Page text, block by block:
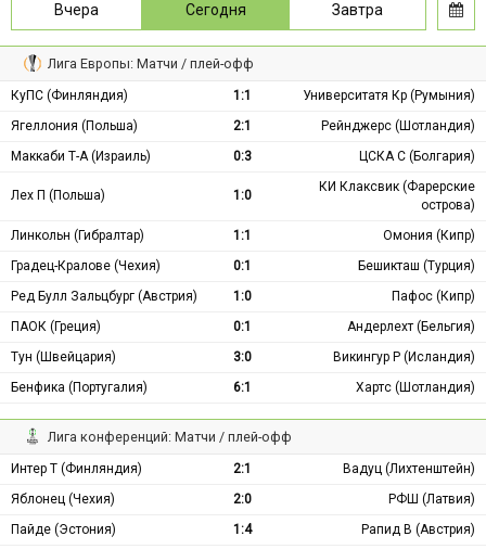
Вчера Сегодня Завтра
Лига Европы: Матчи / плей-офф
КуПС (Финляндия) 1:1
Университатя Кр (Румыния)
Ягеллония (Польша)
2:1
Рейнджерс (Шотландия)
Маккаби Т-А (Израиль)
0:3 ЦСКА С (Болгария)
Лех П (Польша) 1:0
КИ Клаксвик (Фарерские
острова)
Линкольн (Гибралтар)
1:1
Омония (Кипр)
Градец-Кралове (Чехия)
0:1
Бешикташ (Турция)
Ред Булл Зальцбург (Австрия)
1:0
Пафос (Кипр)
ПАОК (Греция)
0:1
Андерлехт (Бельгия)
Тун (Швейцария)
3:0
Викингур Р (Исландия)
Бенфика (Португалия)
6:1 Хартс (Шотландия)
Лига конференций: Матчи / плей-офф
Интер Т (Финляндия) 2:1
Вадуц (Лихтенштейн)
Яблонец (Чехия)
2:0
РФШ (Латвия)
Пайде (Эстония)
1:4
Рапид В (Австрия)